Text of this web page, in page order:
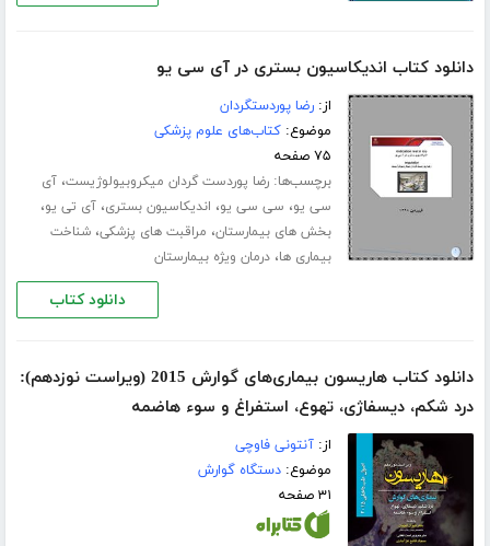
دانلود کتاب اندیکاسیون بستری در آی سی یو
از:رضا پوردستگردان
موضوع:کتاب‌های علوم پزشکی
۷۵ صفحه
برچسب‌ها:رضا پوردست گردان میکروبیولوژیست،آی
سی یو، سی سی یو، اندیکاسیون بستری،آی تی یو،
بخش های بیمارستان، مراقبت های پزشکی،شناخت
بیماری ها،درمان ویژه بیمارستان
دانلود کتاب
دانلود کتاب هاریسون بیماری‌های گوارش 2015 (ویراست نوزدهم):
درد شکم، دیسفاژی، تهوع، استفراغ و سوء هاضمه
از:آنتونی فاوچی
موضوع:دستگاه گوارش
۳۱ صفحه